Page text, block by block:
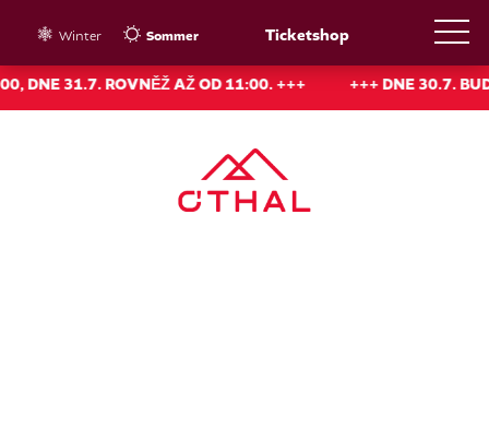
Winter Sommer Ticketshop
31.7. ROVNĚŽ AŽ OD 11:00. +++ +++ DNE 30.7. BUDE